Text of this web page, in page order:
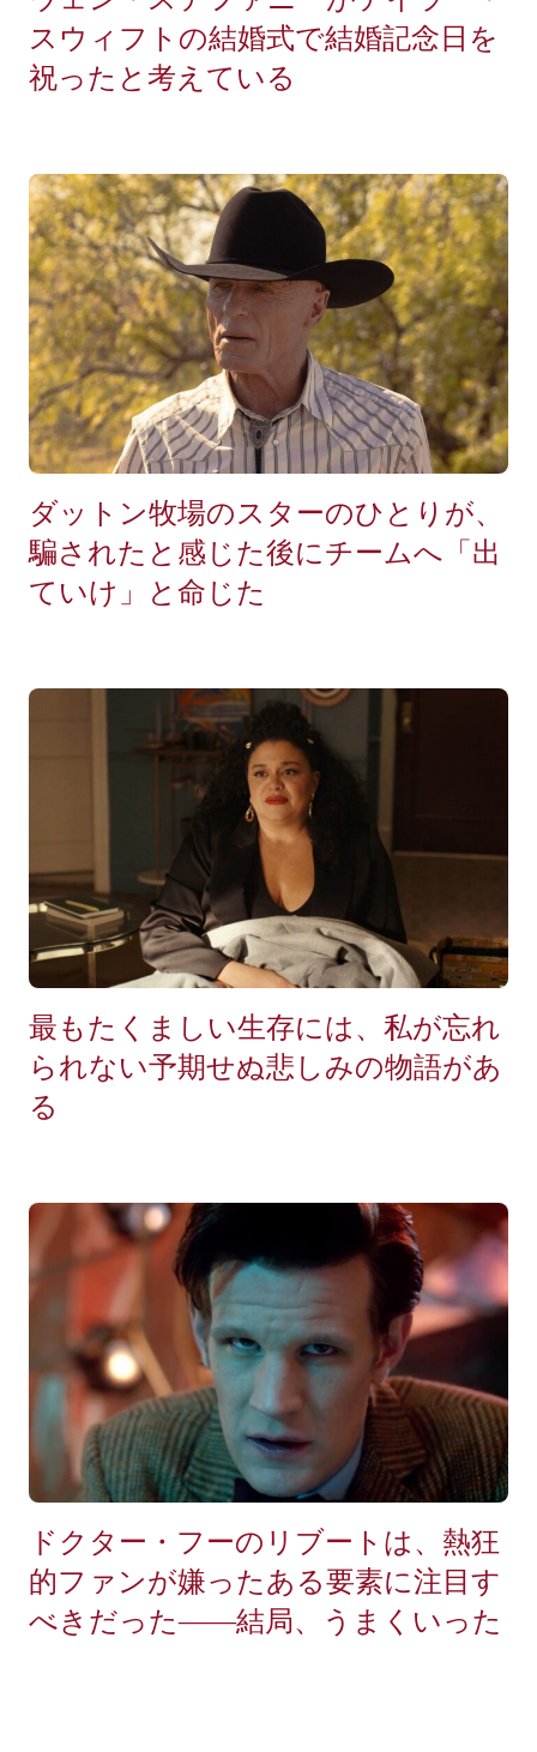
スウィフトの結婚式で結婚記念日を
祝ったと考えている
ダットン牧場のスターのひとりが、
騙されたと感じた後にチームへ「出
ていけ」と命じた
最もたくましい生存には、私が忘れ
られない予期せぬ悲しみの物語があ
る
ドクター・フーのリブートは、熱狂
的ファンが嫌ったある要素に注目す
べきだった――結局、うまくいった